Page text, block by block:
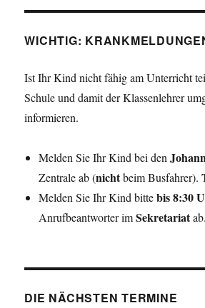
WICHTIG:
Ist Ihr Kind nicht fähig am Unterricht
Schule und damit der Klassenlehrer
informieren.
Melden Sie Ihr Kind bei den
Zentrale ab (nichtbeim Busfahrer).
Melden Sie Ihr Kind bittebis 8:30
Anrufbeantworter imSekretariat
DIE NÄCHSTEN TERMINE